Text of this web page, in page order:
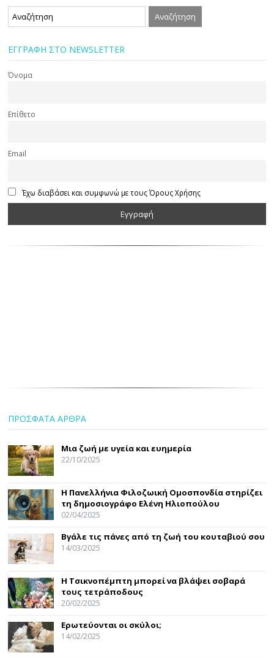
ΕΓΓΡΑΦΗ ΣΤΟ NEWSLETTER
Όνομα
Επίθετο
Email
Έχω διαβάσει και συμφωνώ με τους Όρους Χρήσης
ΠΡΟΣΦΑΤΑ ΑΡΘΡΑ
Μια ζωή με υγεία και ευημερία
22/10/2025
Η Πανελλήνια Φιλοζωική Ομοσπονδία στηρίζει
τη δημοσιογράφο Ελένη Ηλιοπούλου
02/04/2025
Βγάλε τις πάνες από τη ζωή του κουταβιού σου
14/03/2025
Η Τσικνοπέμπτη μπορεί να βλάψει σοβαρά
τους τετράποδους
20/02/2025
Ερωτεύονται οι σκύλοι;
14/02/2025